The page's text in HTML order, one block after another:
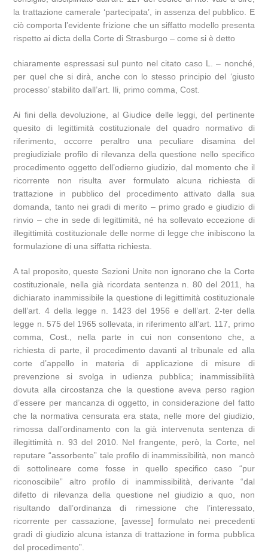
la trattazione camerale ‘partecipata’, in assenza del pubblico. E
ciò comporta l’evidente frizione che un siffatto modello presenta
rispetto ai dicta della Corte di Strasburgo – come si è detto
chiaramente espressasi sul punto nel citato caso L. – nonché,
per quel che si dirà, anche con lo stesso principio del ‘giusto
processo’ stabilito dall’art. Ili, primo comma, Cost.
Ai fini della devoluzione, al Giudice delle leggi, del pertinente
quesito di legittimità costituzionale del quadro normativo di
riferimento, occorre peraltro una peculiare disamina del
pregiudiziale profilo di rilevanza della questione nello specifico
procedimento oggetto dell’odierno giudizio, dal momento che il
ricorrente non risulta aver formulato alcuna richiesta di
trattazione in pubblico del procedimento attivato dalla sua
domanda, tanto nei gradi di merito – primo grado e giudizio di
rinvio – che in sede di legittimità, né ha sollevato eccezione di
illegittimità costituzionale delle norme di legge che inibiscono la
formulazione di una siffatta richiesta.
A tal proposito, queste Sezioni Unite non ignorano che la Corte
costituzionale, nella già ricordata sentenza n. 80 del 2011, ha
dichiarato inammissibile la questione di legittimità costituzionale
dell’art. 4 della legge n. 1423 del 1956 e dell’art. 2-ter della
legge n. 575 del 1965 sollevata, in riferimento all’art. 117, primo
comma, Cost., nella parte in cui non consentono che, a
richiesta di parte, il procedimento davanti al tribunale ed alla
corte d’appello in materia di applicazione di misure di
prevenzione si svolga in udienza pubblica; inammissibilità
dovuta alla circostanza che la questione aveva perso ragion
d’essere per mancanza di oggetto, in considerazione del fatto
che la normativa censurata era stata, nelle more del giudizio,
rimossa dall’ordinamento con la già intervenuta sentenza di
illegittimità n. 93 del 2010. Nel frangente, però, la Corte, nel
reputare “assorbente” tale profilo di inammissibilità, non mancò
di sottolineare come fosse in quello specifico caso “pur
riconoscibile” altro profilo di inammissibilità, derivante “dal
difetto di rilevanza della questione nel giudizio a quo, non
risultando dall’ordinanza di rimessione che l’interessato,
ricorrente per cassazione, [avesse] formulato nei precedenti
gradi di giudizio alcuna istanza di trattazione in forma pubblica
del procedimento”.